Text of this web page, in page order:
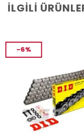
İLGILI
-6%